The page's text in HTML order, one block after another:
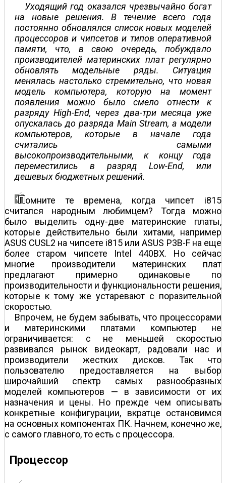
Уходящий год оказался чрезвычайно богат
на новые решения. В течение всего года
постоянно обновлялся список новых моделей
процессоров и чипсетов и типов оперативной
памяти, что, в свою очередь, побуждало
производителей материнских плат регулярно
обновлять модельные ряды. Ситуация
менялась настолько стремительно, что новая
модель компьютера, которую на момент
появления можно было смело отнести к
разряду High-End, через два-три месяца уже
опускалась до разряда Main Stream, а модели
компьютеров, которые в начале года
считались самыми
высокопроизводительными, к концу года
переместились в разряд Low-End, или
дешевых бюджетных решений.
омните те времена, когда чипсет i815
считался народным любимцем? Тогда можно
было выделить одну-две материнские платы,
которые действительно были хитами, например
ASUS CUSL2 на чипсете i815 или ASUS P3B-F на еще
более старом чипсете Intel 440BX. Но сейчас
многие производители материнских плат
предлагают примерно одинаковые по
производительности и функциональности решения,
которые к тому же устаревают с поразительной
скоростью.
Впрочем, не будем забывать, что процессорами
и материнскими платами компьютер не
ограничивается: с не меньшей скоростью
развивался рынок видеокарт, радовали нас и
производители жестких дисков. Так что
пользователю предоставляется на выбор
широчайший спектр самых разнообразных
моделей компьютеров — в зависимости от их
назначения и цены. Но прежде чем описывать
конкретные конфигурации, вкратце остановимся
на основных компонентах ПК. Начнем, конечно же,
с самого главного, то есть с процессора.
Процессор